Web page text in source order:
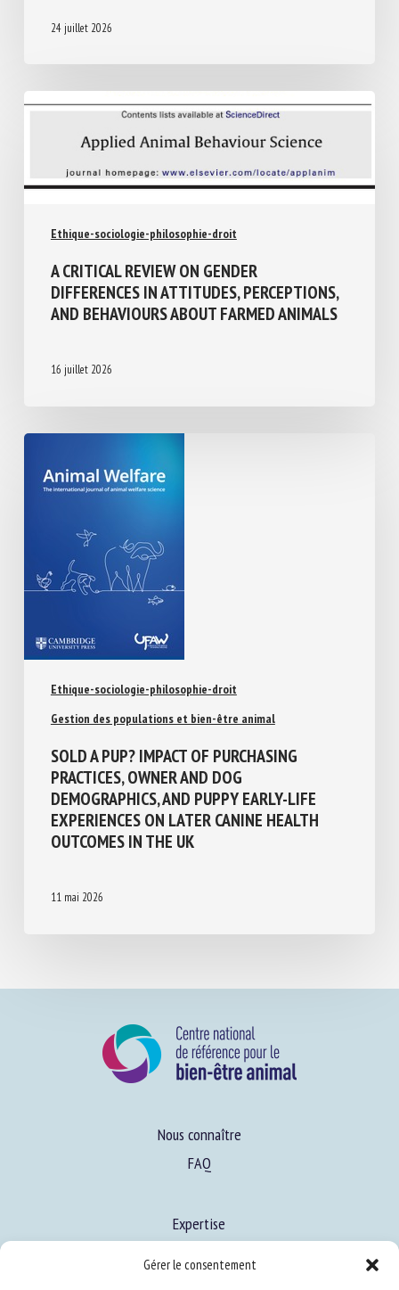
Gérer le consentement
A CRITICAL REVIEW ON GENDER
DIFFERENCES IN ATTITUDES,
16 juillet 2026
Ethique-sociologie-philosophie-droit
Gestion des populations et bien-être animal
SOLD A PUP? IMPACT OF PURCHASING
PRACTICES, OWNER AND DOG
DEMOGRAPHICS, AND PUPPY EARLY-LIFE
11 mai 2026
Nous connaître
Expertise